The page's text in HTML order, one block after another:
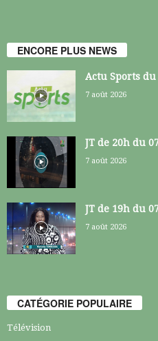
ENCORE PLUS NEWS
Actu Sports du
7 août 2026
JT de 20h du
7 août 2026
JT de 19h du
7 août 2026
CATÉGORIE POPULAIRE
Télévision